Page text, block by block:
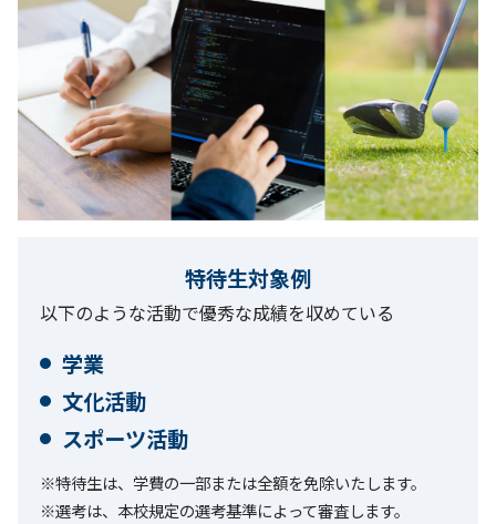
特待生対象例
以下のような活動で優秀な成績を収めている
学業
文化活動
スポーツ活動
※特待生は、学費の一部または全額を免除いたします。
※選考は、本校規定の選考基準によって審査します。